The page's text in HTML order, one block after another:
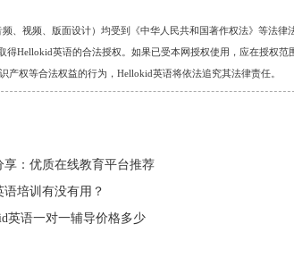
、视频、版面设计）均受到《中华人民共和国著作权法》等法律
Hellokid英语的合法授权。如果已受本网授权使用，应在授权范
权等合法权益的行为，Hellokid英语将依法追究其法律责任。
享：优质在线教育平台推荐
语培训有没有用？
英语一对一辅导价格多少